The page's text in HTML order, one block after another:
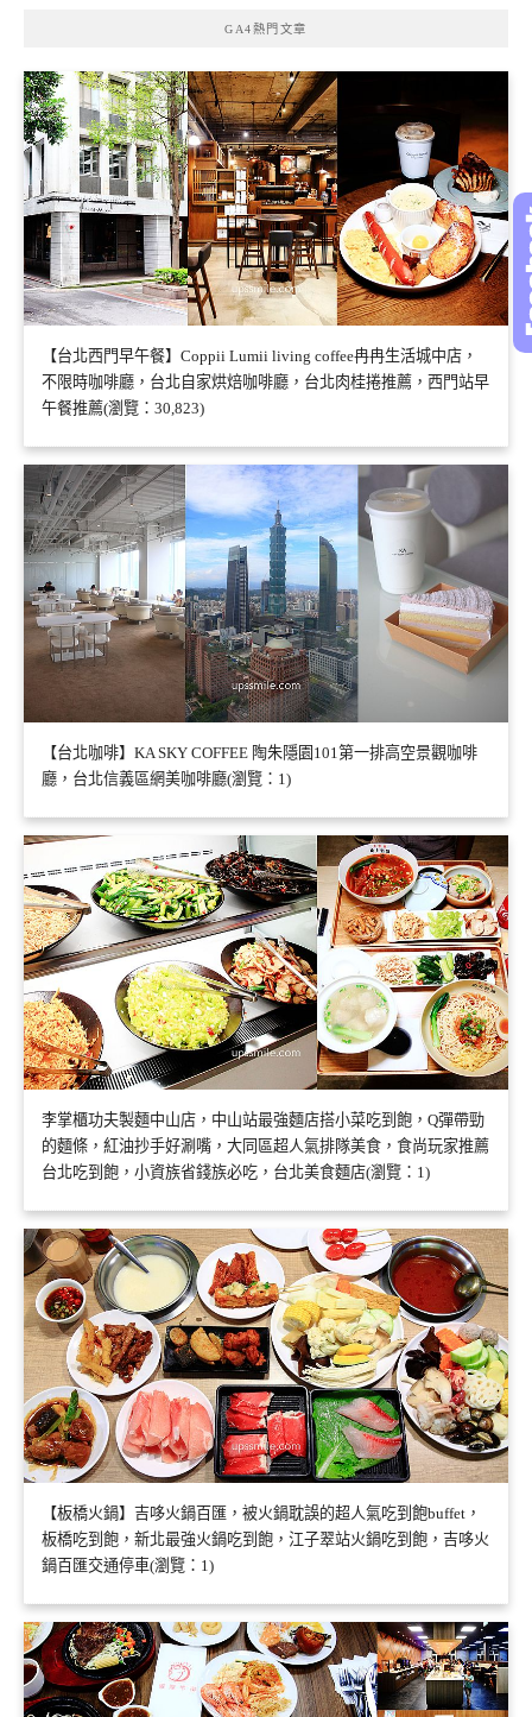
GA4熱門文章
【台北西門早午餐】Coppii Lumii living coffee冉冉生活城中店，
不限時咖啡廳，台北自家烘焙咖啡廳，台北肉桂捲推薦，西門站早
午餐推薦(瀏覽：30,823)
【台北咖啡】KA SKY COFFEE 陶朱隱園101第一排高空景觀咖啡
廳，台北信義區網美咖啡廳(瀏覽：1)
李掌櫃功夫製麵中山店，中山站最強麵店搭小菜吃到飽，Q彈帶勁
的麵條，紅油抄手好涮嘴，大同區超人氣排隊美食，食尚玩家推薦
台北吃到飽，小資族省錢族必吃，台北美食麵店(瀏覽：1)
【板橋火鍋】吉哆火鍋百匯，被火鍋耽誤的超人氣吃到飽buffet，
板橋吃到飽，新北最強火鍋吃到飽，江子翠站火鍋吃到飽，吉哆火
鍋百匯交通停車(瀏覽：1)